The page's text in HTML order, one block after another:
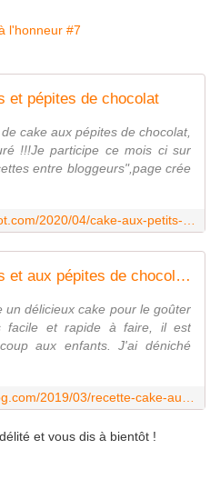
et pépites de chocolat
cake aux pépites de chocolat,
!!!Je participe ce mois ci sur
entre bloggeurs",page crée
Cake aux petits suisses et aux pépites de chocolat - sucreetepices.over-blog.com
un délicieux cake pour le goûter
facile et rapide à faire, il est
aux enfants. J'ai déniché
et vous dis à bientôt !